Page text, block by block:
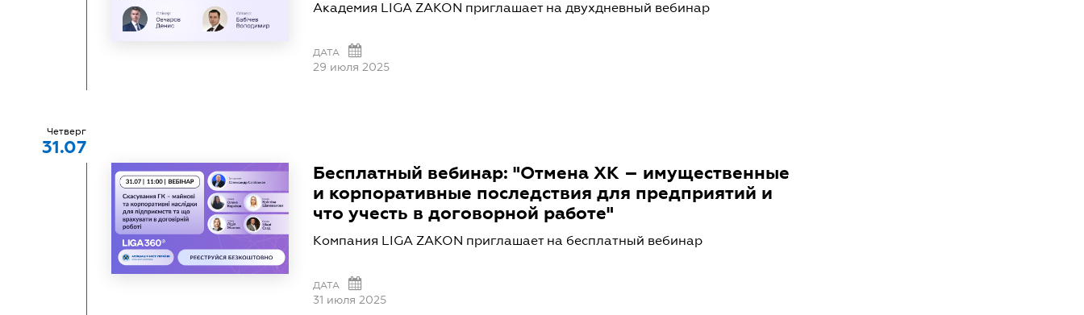
Академия LIGA ZAKON приглашает на двухдневный вебинар
ДАТА
29 июля 2025
Четверг
31.07
Бесплатный вебинар: "Отмена ХК – имущественные
и корпоративные последствия для предприятий и
что учесть в договорной работе"
Компания LIGA ZAKON приглашает на бесплатный вебинар
ДАТА
31 июля 2025